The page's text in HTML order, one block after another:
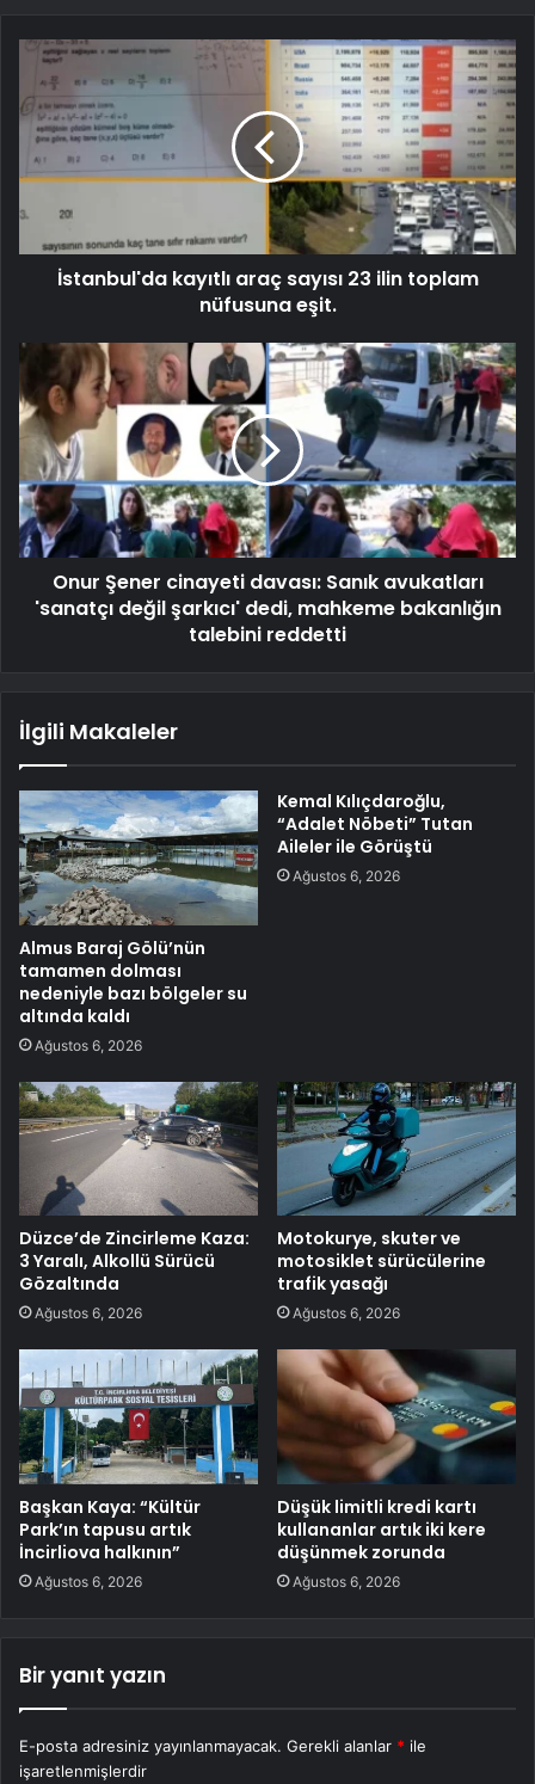
İstanbul'da kayıtlı araç sayısı 23 ilin toplam
nüfusuna eşit.
Onur Şener cinayeti davası: Sanık avukatları
'sanatçı değil şarkıcı' dedi, mahkeme bakanlığın
talebini reddetti
İlgili Makaleler
Almus Baraj Gölü’nün
tamamen dolması
nedeniyle bazı bölgeler su
altında kaldı
Ağustos 6, 2026
Kemal Kılıçdaroğlu,
“Adalet Nöbeti” Tutan
Aileler ile Görüştü
Ağustos 6, 2026
Düzce’de Zincirleme Kaza:
3 Yaralı, Alkollü Sürücü
Gözaltında
Ağustos 6, 2026
Motokurye, skuter ve
motosiklet sürücülerine
trafik yasağı
Ağustos 6, 2026
Başkan Kaya: “Kültür
Park’ın tapusu artık
İncirliova halkının”
Ağustos 6, 2026
Düşük limitli kredi kartı
kullananlar artık iki kere
düşünmek zorunda
Ağustos 6, 2026
Bir yanıt yazın
E-posta adresiniz yayınlanmayacak. Gerekli alanlar * ile
işaretlenmişlerdir